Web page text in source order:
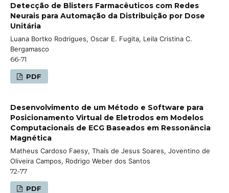
Detecção de Blisters Farmacêuticos com Redes
Neurais para Automação da Distribuição por Dose
Unitária
Luana Bortko Rodrigues, Oscar E. Fugita, Leila Cristina C.
Bergamasco
66-71
PDF
Desenvolvimento de um Método e Software para
Posicionamento Virtual de Eletrodos em Modelos
Computacionais de ECG Baseados em Ressonância
Magnética
Matheus Cardoso Faesy, Thaís de Jesus Soares, Joventino de
Oliveira Campos, Rodrigo Weber dos Santos
72-77
PDF